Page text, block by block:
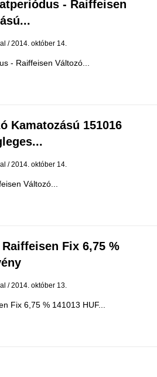
- Raiffeisen
2014. október 14.
- Raiffeisen Változó...
Kamatozású 151016
2014. október 14.
Változó...
Fix 6,75 %
2014. október 13.
Fix 6,75 % 141013 HUF...